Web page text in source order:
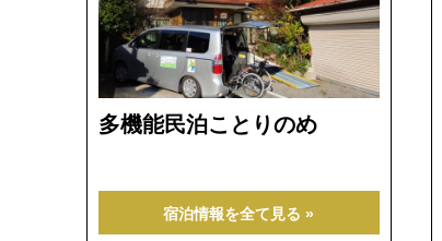
多機能民泊ことりのめ
宿泊情報を全て見る »